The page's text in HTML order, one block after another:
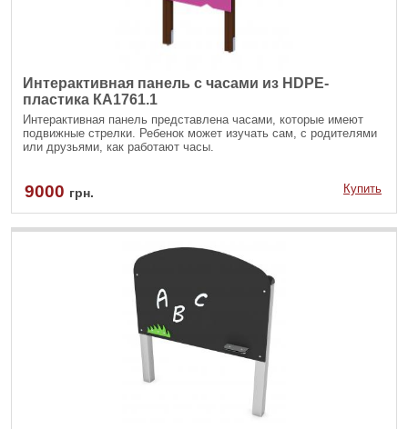
Интерактивная панель с часами из HDPE-
пластика КА1761.1
Интерактивная панель представлена часами, которые имеют
подвижные стрелки. Ребенок может изучать сам, с родителями
или друзьями, как работают часы.
9000 грн. Купить